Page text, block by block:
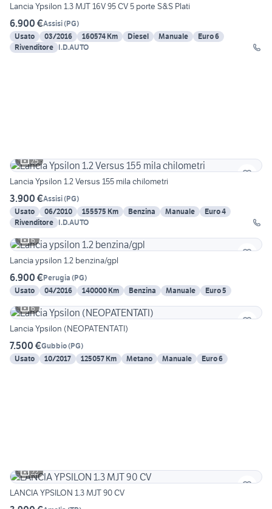
Lancia Ypsilon 1.3 MJT 16V 95 CV 5 porte S&S Plati
6.900 €Assisi(PG)
Usato
03/2016 160574 Km Diesel Manuale
Euro 6
Rivenditore I.D.AUTO
25
Lancia Ypsilon 1.2 Versus 155 mila chilometri
3.900 €Assisi(PG)
Usato
06/2010 155575 Km Benzina Manuale
Euro 4
Rivenditore I.D.AUTO
6
Lancia ypsilon 1.2 benzina/gpl
6.900 €Perugia (PG)
Usato
04/2016 140000 Km Benzina Manuale
Euro 5
6
Lancia Ypsilon (NEOPATENTATI)
7.500 €Gubbio(PG)
Usato
10/2017 125057 Km Metano Manuale Euro 6
22
LANCIA YPSILON 1.3 MJT 90 CV